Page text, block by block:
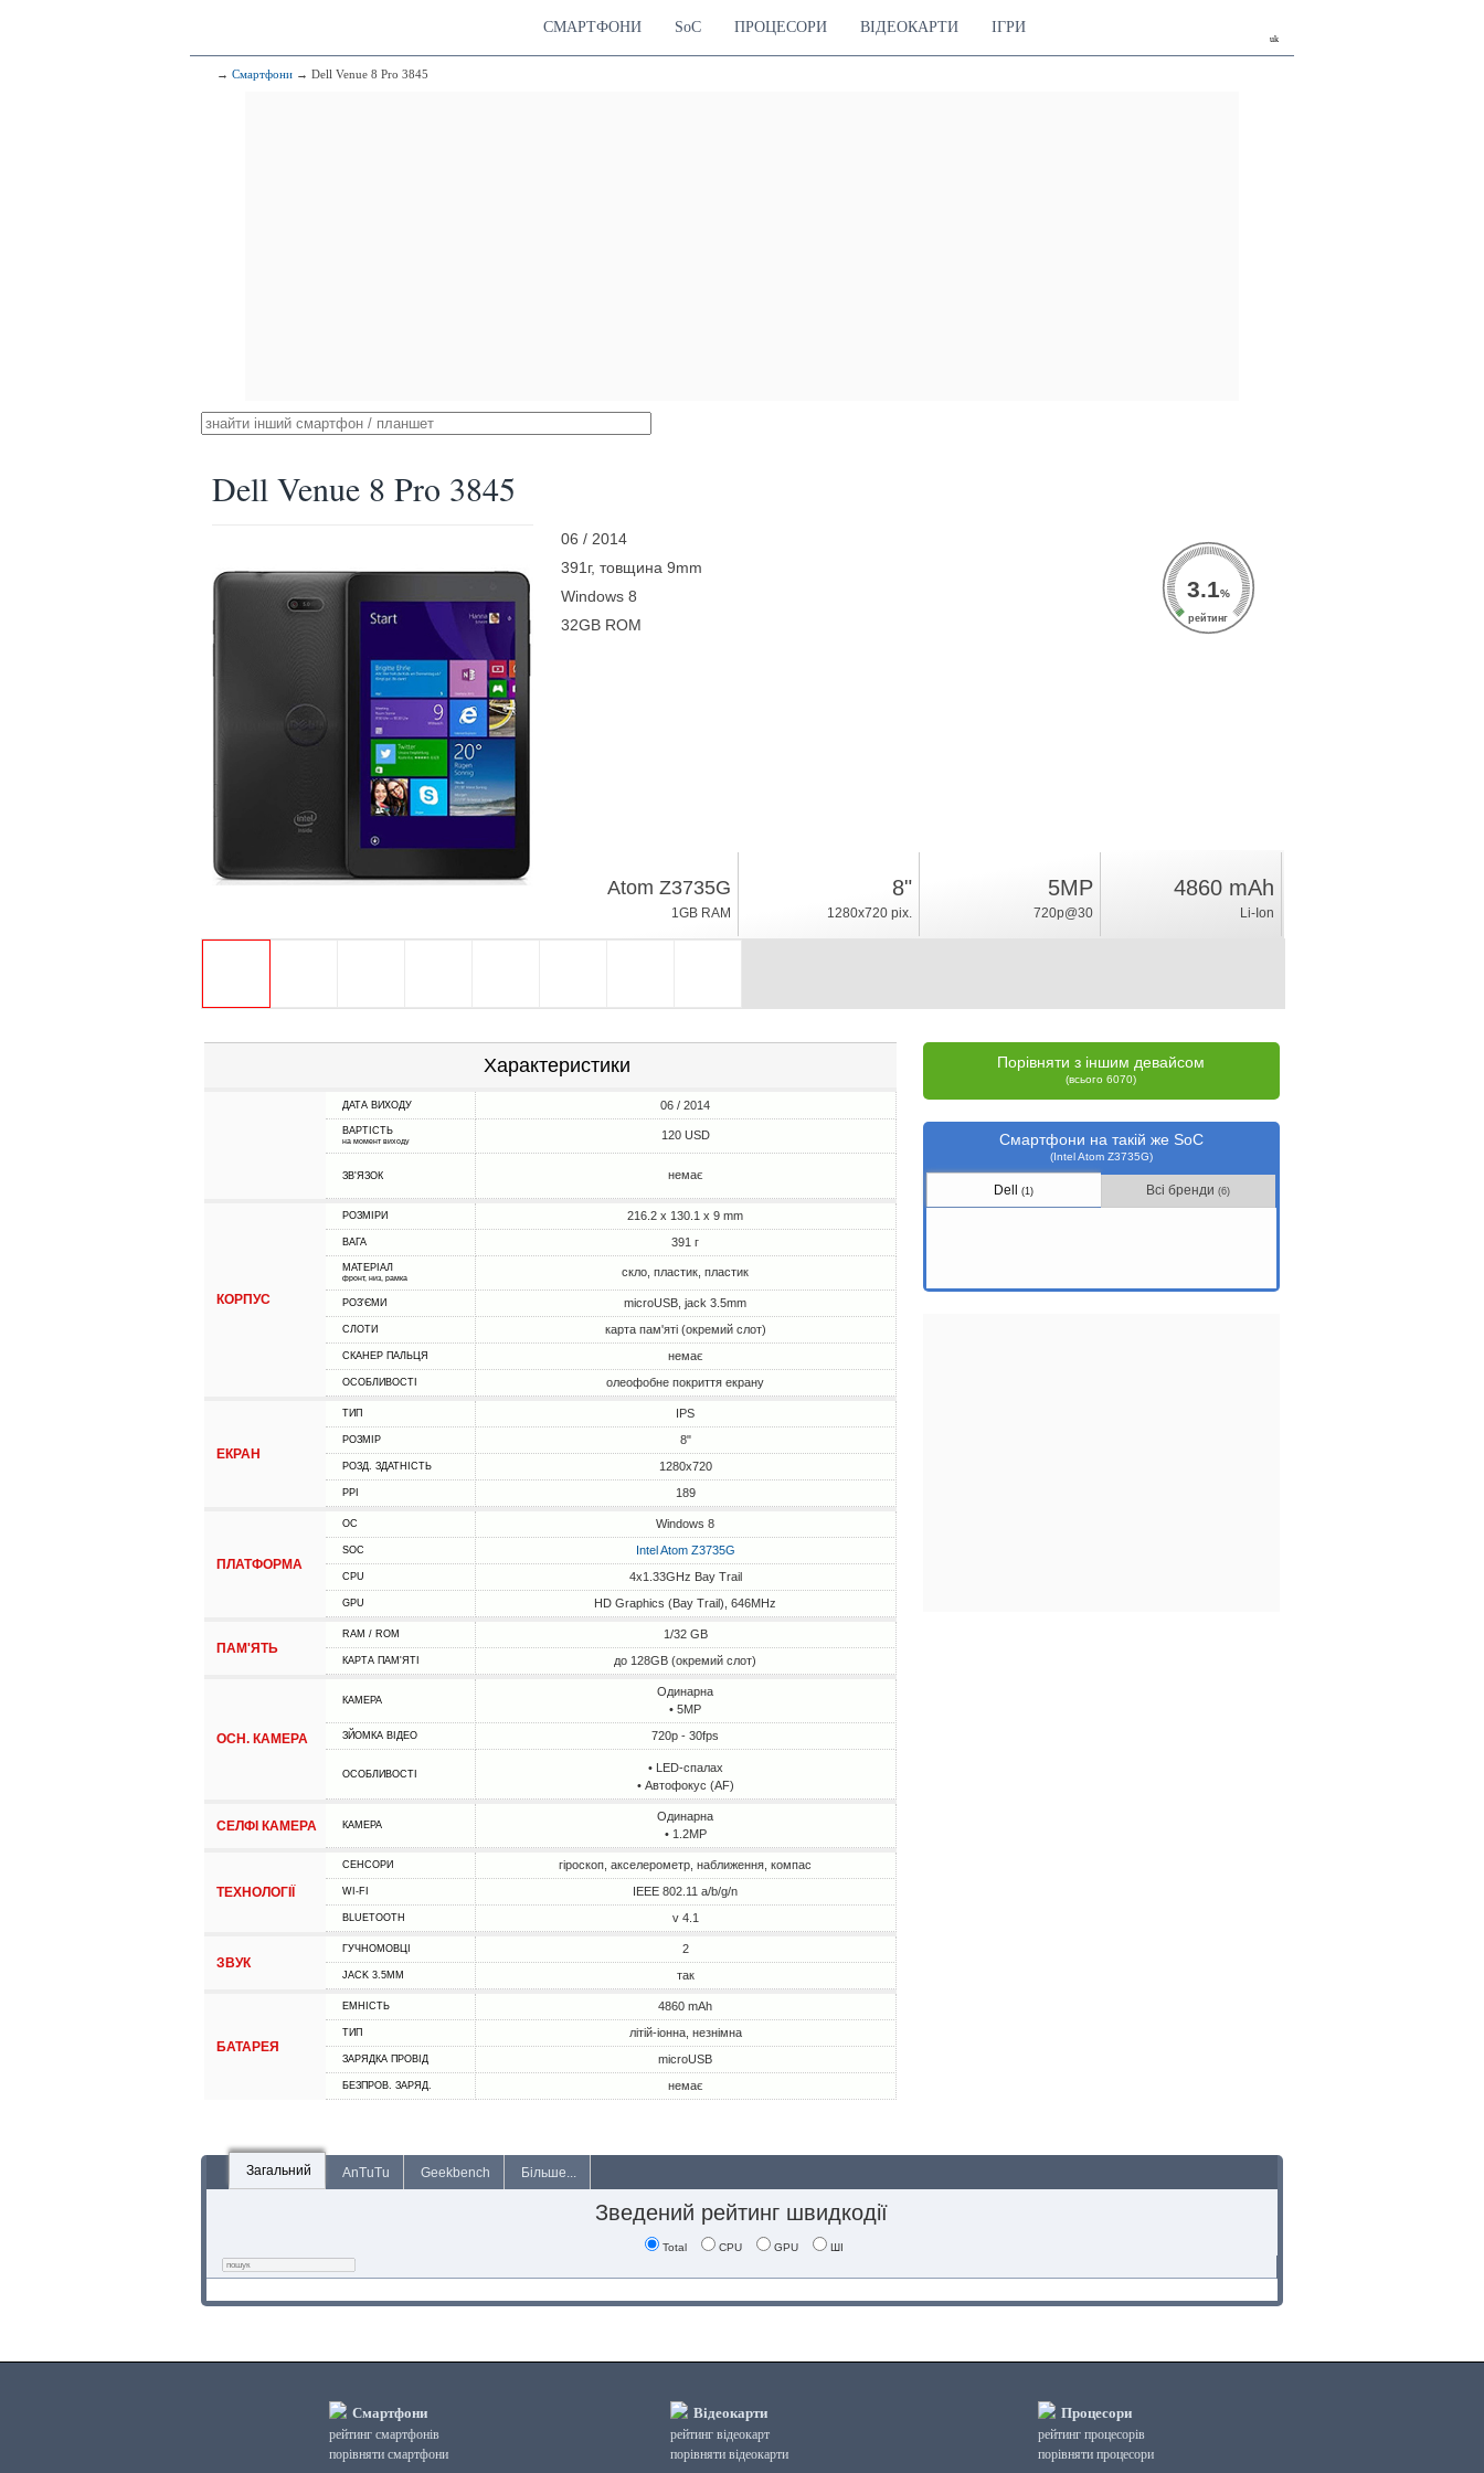
uk
СМАРТФОНИ SoC ПРОЦЕСОРИ ВІДЕОКАРТИ ІГРИ
→ Смартфони → Dell Venue 8 Pro 3845
Dell Venue 8 Pro 3845
06 / 2014
391г, товщина 9mm
Windows 8
32GB ROM
3.1%
рейтинг
Atom Z3735G
1GB RAM
8"
1280x720 pix.
5MP
720p@30
4860 mAh
Li-Ion
Характеристики
ДАТА ВИХОДУ 06 / 2014
ВАРТІСТЬ
на момент виходу 120 USD
ЗВ'ЯЗОК немає
КОРПУС
РОЗМІРИ 216.2 x 130.1 x 9 mm
ВАГА 391 г
МАТЕРІАЛ
фронт, низ, рамка скло, пластик, пластик
РОЗ'ЄМИ microUSB, jack 3.5mm
СЛОТИ карта пам'яті (окремий слот)
СКАНЕР ПАЛЬЦЯ немає
ОСОБЛИВОСТІ олеофобне покриття екрану
ЕКРАН
ТИП IPS
РОЗМІР 8"
РОЗД. ЗДАТНІСТЬ 1280x720
PPI 189
ПЛАТФОРМА
ОС Windows 8
SOC Intel Atom Z3735G
CPU 4x1.33GHz Bay Trail
GPU HD Graphics (Bay Trail), 646MHz
ПАМ'ЯТЬ
RAM / ROM 1/32 GB
КАРТА ПАМ'ЯТІ до 128GB (окремий слот)
ОСН. КАМЕРА
КАМЕРА
Одинарна
• 5MP
ЗЙОМКА ВІДЕО 720p - 30fps
ОСОБЛИВОСТІ
• LED-спалах
• Автофокус (AF)
СЕЛФІ КАМЕРА КАМЕРА
Одинарна
• 1.2MP
ТЕХНОЛОГІЇ
СЕНСОРИ гіроскоп, акселерометр, наближення, компас
WI-FI IEEE 802.11 a/b/g/n
BLUETOOTH v 4.1
ЗВУК
ГУЧНОМОВЦІ 2
JACK 3.5MM так
БАТАРЕЯ
ЕМНІСТЬ 4860 mAh
ТИП літій-іонна, незнімна
ЗАРЯДКА ПРОВІД microUSB
БЕЗПРОВ. ЗАРЯД. немає
Порівняти з іншим девайсом
(всього 6070)
Смартфони на такій же SoC
(Intel Atom Z3735G)
Dell(1) Всі бренди(6)
Загальний AnTuTu Geekbench Більше...
Зведений рейтинг швидкодії
Total CPU GPU ШІ
Смартфони
рейтинг смартфонів
порівняти смартфони
Відеокарти
рейтинг відеокарт
порівняти відеокарти
Процесори
рейтинг процесорів
порівняти процесори